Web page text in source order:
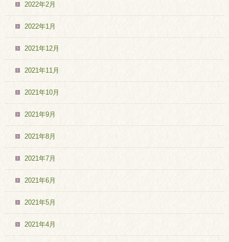
2022年2月
2022年1月
2021年12月
2021年11月
2021年10月
2021年9月
2021年8月
2021年7月
2021年6月
2021年5月
2021年4月